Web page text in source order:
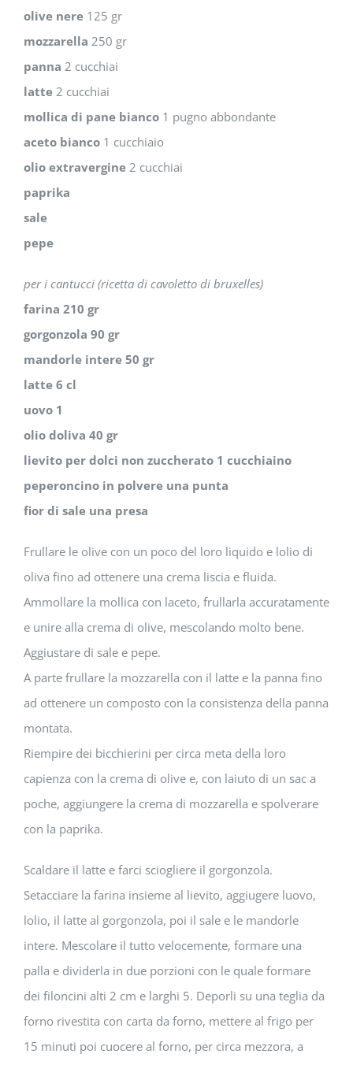
olive nere 125 gr
mozzarella 250 gr
panna 2 cucchiai
latte 2 cucchiai
mollica di pane bianco 1 pugno abbondante
aceto bianco 1 cucchiaio
olio extravergine 2 cucchiai
paprika
sale
pepe
per i cantucci (ricetta di cavoletto di bruxelles)
farina 210 gr
gorgonzola 90 gr
mandorle intere 50 gr
latte 6 cl
uovo 1
olio doliva 40 gr
lievito per dolci non zuccherato 1 cucchiaino
peperoncino in polvere una punta
fior di sale una presa
Frullare le olive con un poco del loro liquido e lolio di
oliva fino ad ottenere una crema liscia e fluida.
Ammollare la mollica con laceto, frullarla accuratamente
e unire alla crema di olive, mescolando molto bene.
Aggiustare di sale e pepe.
A parte frullare la mozzarella con il latte e la panna fino
ad ottenere un composto con la consistenza della panna
montata.
Riempire dei bicchierini per circa meta della loro
capienza con la crema di olive e, con laiuto di un sac a
poche, aggiungere la crema di mozzarella e spolverare
con la paprika.
Scaldare il latte e farci sciogliere il gorgonzola.
Setacciare la farina insieme al lievito, aggiugere luovo,
lolio, il latte al gorgonzola, poi il sale e le mandorle
intere. Mescolare il tutto velocemente, formare una
palla e dividerla in due porzioni con le quale formare
dei filoncini alti 2 cm e larghi 5. Deporli su una teglia da
forno rivestita con carta da forno, mettere al frigo per
15 minuti poi cuocere al forno, per circa mezzora, a